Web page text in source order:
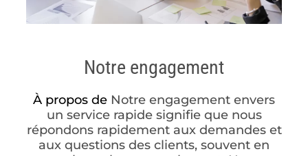
Notre engagement
À propos de Notre engagement envers
un service rapide signifie que nous
répondons rapidement aux demandes et
aux questions des clients, souvent en